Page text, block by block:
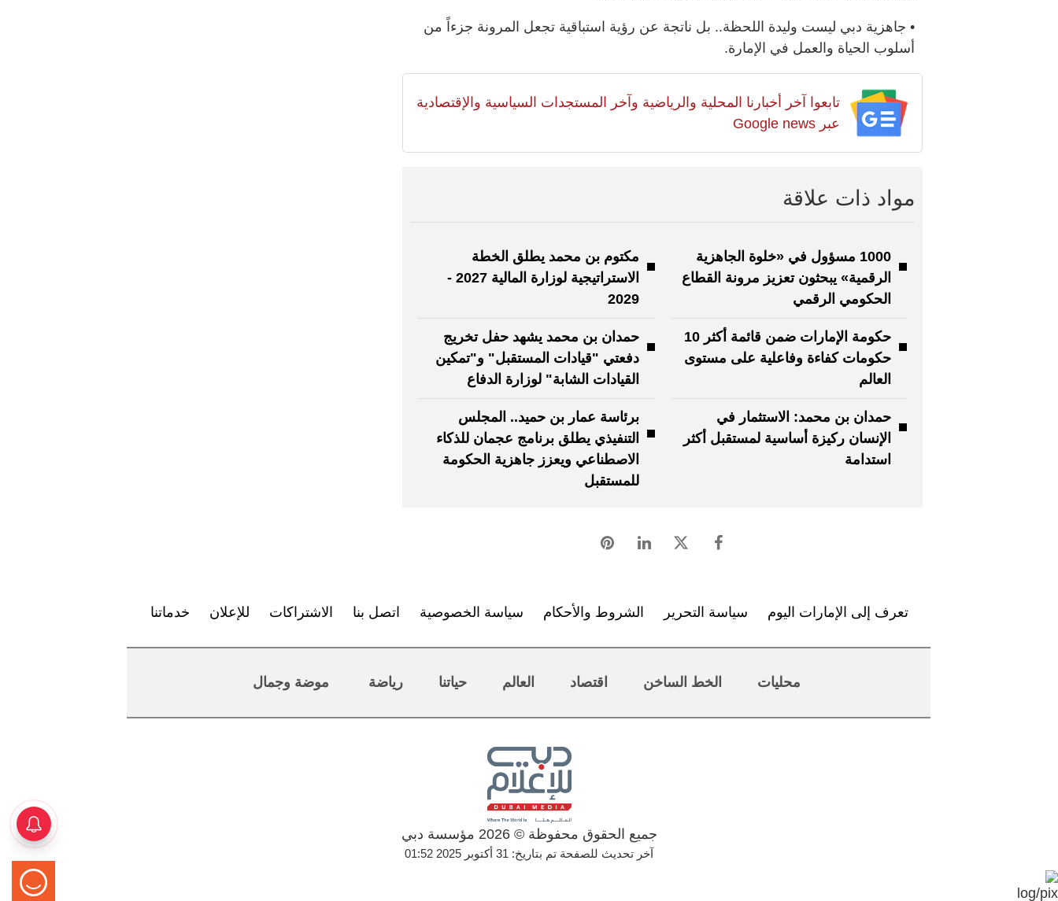
• جاهزية دبي ليست وليدة اللحظة.. بل ناتجة عن رؤية استباقية تجعل المرونة جزءاً من
أسلوب الحياة والعمل في الإمارة.
تابعوا آخر أخبارنا المحلية والرياضية وآخر المستجدات السياسية والإقتصادية
عبر Google news
مواد ذات علاقة
1000 مسؤول في «خلوة الجاهزية
الرقمية» يبحثون تعزيز مرونة القطاع
الحكومي الرقمي
مكتوم بن محمد يطلق الخطة
الاستراتيجية لوزارة المالية 2027 -
2029
حكومة الإمارات ضمن قائمة أكثر 10
حكومات كفاءة وفاعلية على مستوى
العالم
حمدان بن محمد يشهد حفل تخريج
دفعتي "قيادات المستقبل" و"تمكين
القيادات الشابة" لوزارة الدفاع
حمدان بن محمد: الاستثمار في
الإنسان ركيزة أساسية لمستقبل أكثر
استدامة
برئاسة عمار بن حميد.. المجلس
التنفيذي يطلق برنامج عجمان للذكاء
الاصطناعي ويعزز جاهزية الحكومة
للمستقبل
تعرف إلى الإمارات اليوم سياسة التحرير الشروط والأحكام سياسة الخصوصية اتصل بنا الاشتراكات للإعلان خدماتنا
محليات الخط الساخن اقتصاد العالم حياتنا رياضة موضة وجمال
جميع الحقوق محفوظة © 2026 مؤسسة دبي
آخر تحديث للصفحة تم بتاريخ: 31 أكتوبر 2025 01:52